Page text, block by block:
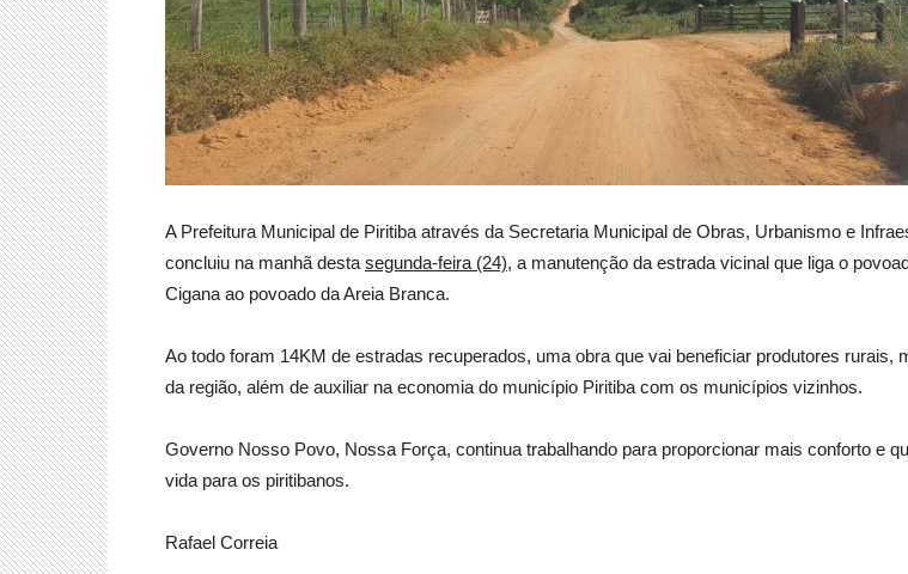
A Prefeitura Municipal de Piritiba através da Secretaria Municipal de Obras, Urbanismo e
concluiu na manhã desta segunda-feira (24), a manutenção da estrada vicinal que liga o
Cigana ao povoado da Areia Branca.
Ao todo foram 14KM de estradas recuperados, uma obra que vai beneficiar produtores rurais,
da região, além de auxiliar na economia do município Piritiba com os municípios vizinhos.
Governo Nosso Povo, Nossa Força, continua trabalhando para proporcionar mais conforto e
vida para os piritibanos.
Rafael Correia